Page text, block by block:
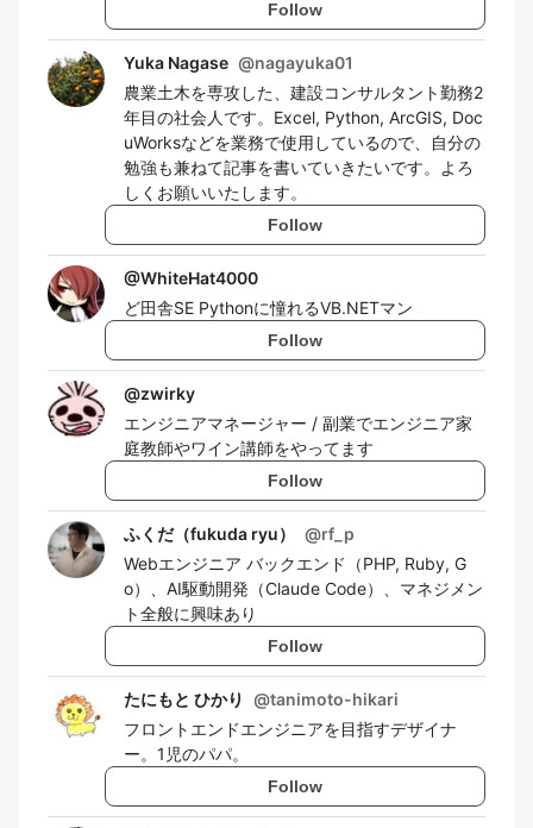
Follow
Yuka Nagase @nagayuka01
農業土木を専攻した、建設コンサルタント勤務2
年目の社会人です。Excel, Python, ArcGIS, Doc
uWorksなどを業務で使用しているので、自分の
勉強も兼ねて記事を書いていきたいです。よろ
しくお願いいたします。
Follow
@WhiteHat4000
ど田舎SE Pythonに憧れるVB.NETマン
Follow
@zwirky
エンジニアマネージャー / 副業でエンジニア家
庭教師やワイン講師をやってます
Follow
ふくだ（fukuda ryu） @rf_p
Webエンジニア バックエンド（PHP, Ruby, G
o）、AI駆動開発（Claude Code）、マネジメン
ト全般に興味あり
Follow
たにもと ひかり @tanimoto-hikari
フロントエンドエンジニアを目指すデザイナ
ー。1児のパパ。
Follow